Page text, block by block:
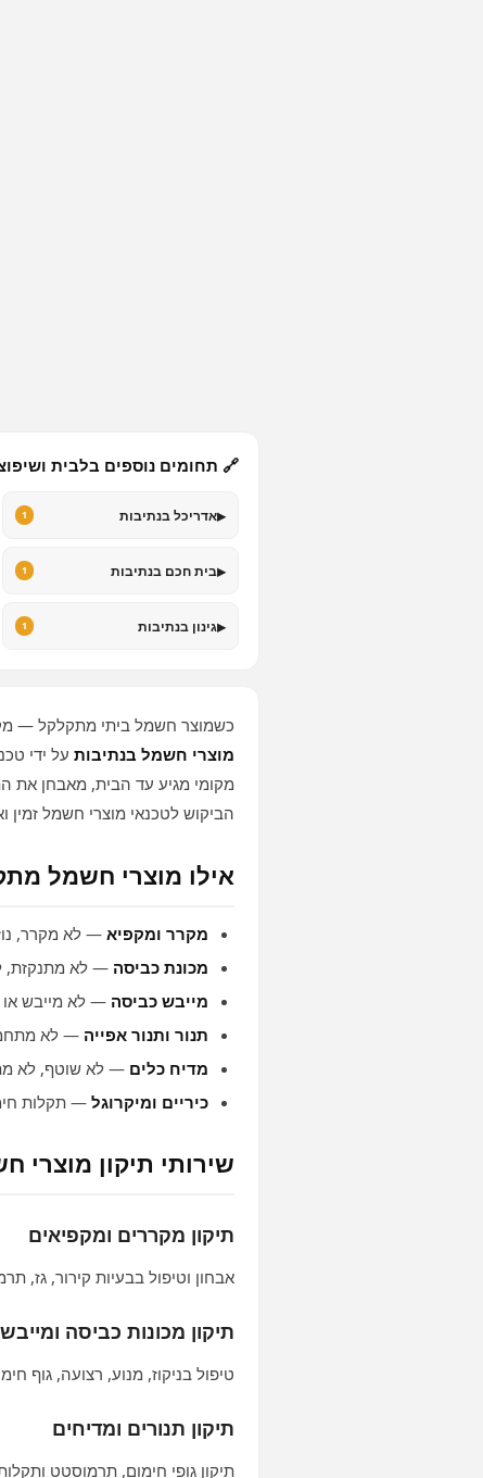
🔗 תחומים נוספים בלבית
▸אדריכל בנתיבות 1
▸בית חכם בנתיבות 1
▸גינון בנתיבות 1
כשמוצר חשמל ביתי מתקלקל —
מוצרי חשמל בנתיבות על ידי
מקומי מגיע עד הבית, מאבחן את
הביקוש לטכנאי מוצרי חשמל זמין
אילו מוצרי חשמל
מקרר ומקפיא — לא מקרר,
מכונת כביסה — לא מתנקזת,
מייבש כביסה — לא מייבש
תנור ותנור אפייה — לא
מדיח כלים — לא שוטף, לא
כיריים ומיקרוגל — תקלות
שירותי תיקון מוצרי
תיקון מקררים ומקפיאים
אבחון וטיפול בבעיות קירור, גז,
תיקון מכונות כביסה
טיפול בניקוז, מנוע, רצועה, גוף
תיקון תנורים ומדיחים
תיקון גופי חימום, תרמוסטט